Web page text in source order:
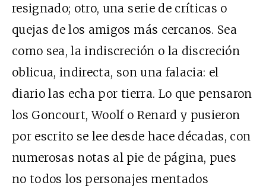
resignado; otro, una serie de críticas o
quejas de los amigos más cercanos. Sea
como sea, la indiscreción o la discreción
oblicua, indirecta, son una falacia: el
diario las echa por tierra. Lo que pensaron
los Goncourt, Woolf o Renard y pusieron
por escrito se lee desde hace décadas, con
numerosas notas al pie de página, pues
no todos los personajes mentados